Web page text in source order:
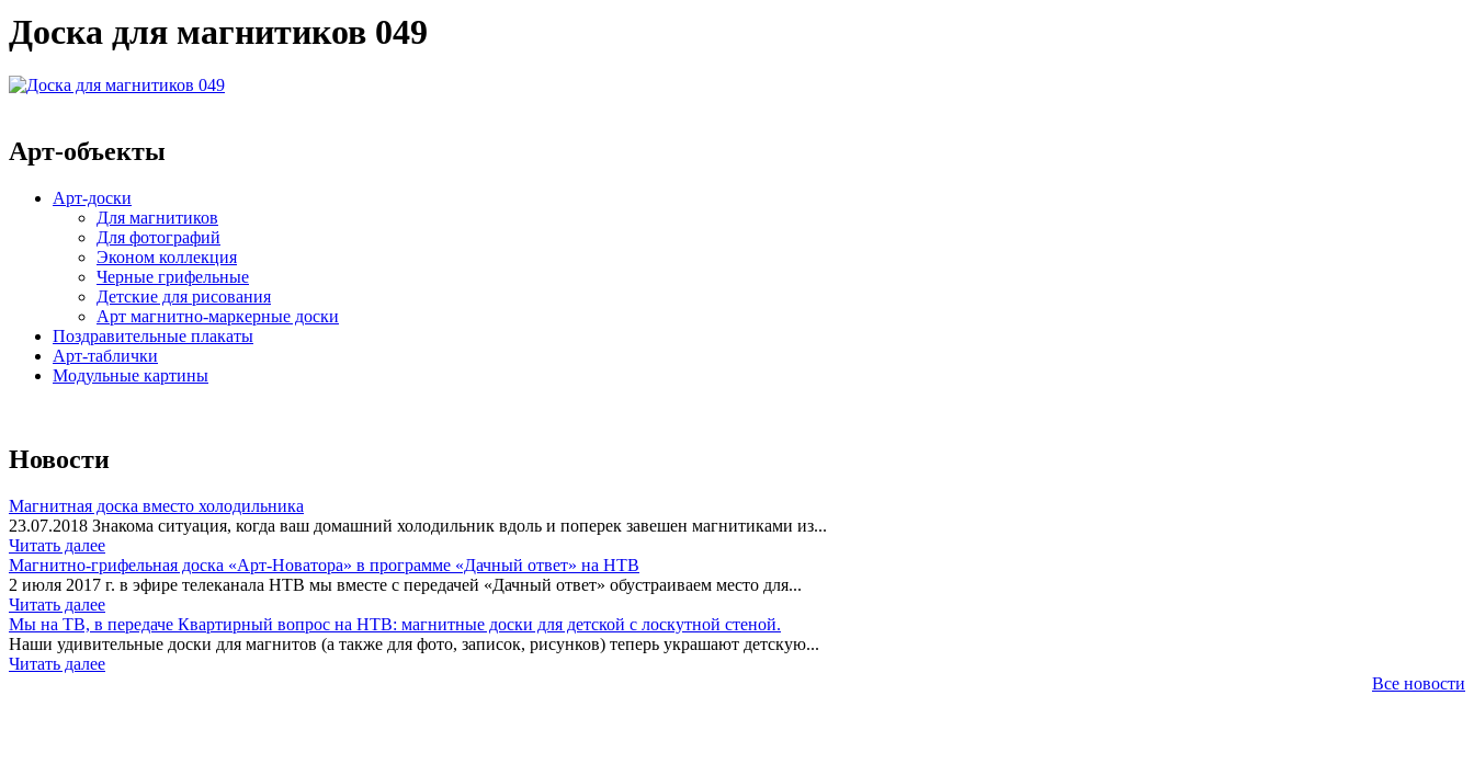
Доска для магнитиков 049
Арт-объекты
Арт-доски
Для магнитиков
Для фотографий
Эконом коллекция
Черные грифельные
Детские для рисования
Арт магнитно-маркерные доски
Поздравительные плакаты
Арт-таблички
Модульные картины
Новости
Магнитная доска вместо холодильника
23.07.2018 Знакома ситуация, когда ваш домашний холодильник вдоль и поперек завешен магнитиками из...
Читать далее
Магнитно-грифельная доска «Арт-Новатора» в программе «Дачный ответ» на НТВ
2 июля 2017 г. в эфире телеканала НТВ мы вместе с передачей «Дачный ответ» обустраиваем место для...
Читать далее
Мы на ТВ, в передаче Квартирный вопрос на НТВ: магнитные доски для детской с лоскутной стеной.
Наши удивительные доски для магнитов (а также для фото, записок, рисунков) теперь украшают детскую...
Читать далее
Все новости